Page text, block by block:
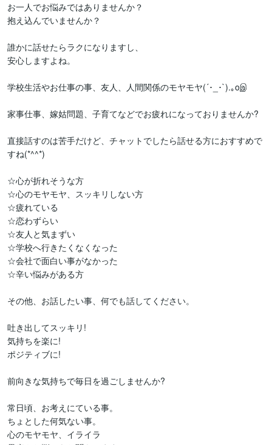
お一人でお悩みではありませんか？
抱え込んでいませんか？
誰かに話せたらラクになりますし、
安心しますよね。
学校生活やお仕事の事、友人、人間関係のモヤモヤ(´･_･`).｡oஇ
家事仕事、嫁姑問題、子育てなどでお疲れになっておりませんか?
直接話すのは苦手だけど、チャットでしたら話せる方におすすめで
すね(*^^*)
☆心が折れそうな方
☆心のモヤモヤ、スッキリしない方
☆疲れている
☆恋わずらい
☆友人と気まずい
☆学校へ行きたくなくなった
☆会社で面白い事がなかった
☆辛い悩みがある方
その他、お話したい事、何でも話してください。
吐き出してスッキリ!
気持ちを楽に!
ポジティブに!
前向きな気持ちで毎日を過ごしませんか?
常日頃、お考えにている事。
ちょとした何気ない事。
心のモヤモヤ、イライラ